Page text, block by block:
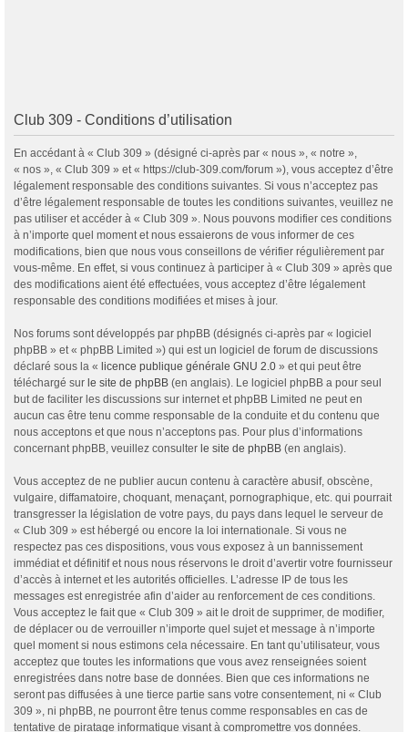
Club 309 - Conditions d’utilisation
En accédant à « Club 309 » (désigné ci-après par « nous », « notre »,
« nos », « Club 309 » et « https://club-309.com/forum »), vous acceptez d’être
légalement responsable des conditions suivantes. Si vous n’acceptez pas
d’être légalement responsable de toutes les conditions suivantes, veuillez ne
pas utiliser et accéder à « Club 309 ». Nous pouvons modifier ces conditions
à n’importe quel moment et nous essaierons de vous informer de ces
modifications, bien que nous vous conseillons de vérifier régulièrement par
vous-même. En effet, si vous continuez à participer à « Club 309 » après que
des modifications aient été effectuées, vous acceptez d’être légalement
responsable des conditions modifiées et mises à jour.
Nos forums sont développés par phpBB (désignés ci-après par « logiciel
phpBB » et « phpBB Limited ») qui est un logiciel de forum de discussions
déclaré sous la « licence publique générale GNU 2.0 » et qui peut être
téléchargé sur le site de phpBB (en anglais). Le logiciel phpBB a pour seul
but de faciliter les discussions sur internet et phpBB Limited ne peut en
aucun cas être tenu comme responsable de la conduite et du contenu que
nous acceptons et que nous n’acceptons pas. Pour plus d’informations
concernant phpBB, veuillez consulter le site de phpBB (en anglais).
Vous acceptez de ne publier aucun contenu à caractère abusif, obscène,
vulgaire, diffamatoire, choquant, menaçant, pornographique, etc. qui pourrait
transgresser la législation de votre pays, du pays dans lequel le serveur de
« Club 309 » est hébergé ou encore la loi internationale. Si vous ne
respectez pas ces dispositions, vous vous exposez à un bannissement
immédiat et définitif et nous nous réservons le droit d’avertir votre fournisseur
d’accès à internet et les autorités officielles. L’adresse IP de tous les
messages est enregistrée afin d’aider au renforcement de ces conditions.
Vous acceptez le fait que « Club 309 » ait le droit de supprimer, de modifier,
de déplacer ou de verrouiller n’importe quel sujet et message à n’importe
quel moment si nous estimons cela nécessaire. En tant qu’utilisateur, vous
acceptez que toutes les informations que vous avez renseignées soient
enregistrées dans notre base de données. Bien que ces informations ne
seront pas diffusées à une tierce partie sans votre consentement, ni « Club
309 », ni phpBB, ne pourront être tenus comme responsables en cas de
tentative de piratage informatique visant à compromettre vos données.